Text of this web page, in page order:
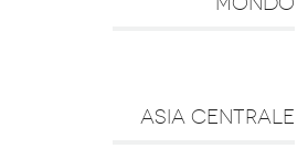
ASIA CENTRALE